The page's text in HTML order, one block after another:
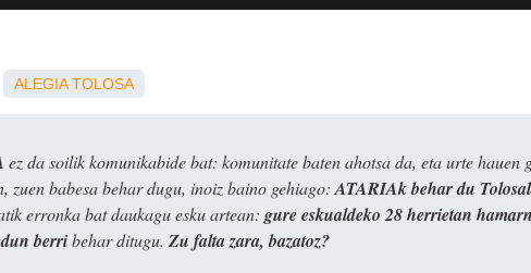
ALEGIA TOLOSA
ez da soilik komunikabide bat: komunitate baten ahotsa da, eta urte hauen
zuen babesa behar dugu, inoiz baino gehiago: ATARIAk behar du
erronka bat daukagu esku artean: gure eskualdeko 28 herrietan
berribehar ditugu. Zu falta zara, bazatoz?